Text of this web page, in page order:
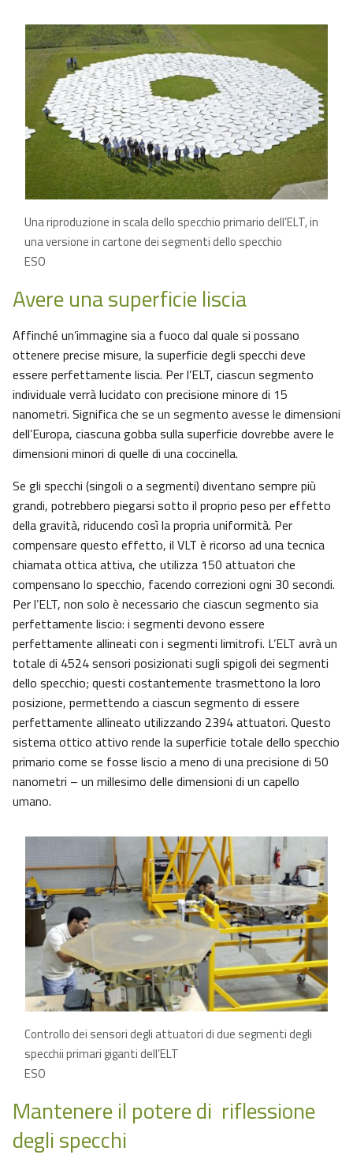
Una riproduzione in scala dello specchio primario dell’ELT, in
una versione in cartone dei segmenti dello specchio
ESO
Avere una superficie liscia
Affinché un’immagine sia a fuoco dal quale si possano
ottenere precise misure, la superficie degli specchi deve
essere perfettamente liscia. Per l’ELT, ciascun segmento
individuale verrà lucidato con precisione minore di 15
nanometri. Significa che se un segmento avesse le dimensioni
dell’Europa, ciascuna gobba sulla superficie dovrebbe avere le
dimensioni minori di quelle di una coccinella.
Se gli specchi (singoli o a segmenti) diventano sempre più
grandi, potrebbero piegarsi sotto il proprio peso per effetto
della gravità, riducendo così la propria uniformità. Per
compensare questo effetto, il VLT è ricorso ad una tecnica
chiamata ottica attiva, che utilizza 150 attuatori che
compensano lo specchio, facendo correzioni ogni 30 secondi.
Per l’ELT, non solo è necessario che ciascun segmento sia
perfettamente liscio: i segmenti devono essere
perfettamente allineati con i segmenti limitrofi. L’ELT avrà un
totale di 4524 sensori posizionati sugli spigoli dei segmenti
dello specchio; questi costantemente trasmettono la loro
posizione, permettendo a ciascun segmento di essere
perfettamente allineato utilizzando 2394 attuatori. Questo
sistema ottico attivo rende la superficie totale dello specchio
primario come se fosse liscio a meno di una precisione di 50
nanometri – un millesimo delle dimensioni di un capello
umano.
Controllo dei sensori degli attuatori di due segmenti degli
specchii primari giganti dell’ELT
ESO
Mantenere il potere di riflessione
degli specchi